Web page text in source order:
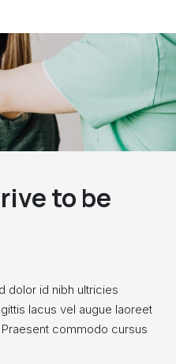
to be
dolor id nibh ultricies
lacus vel augue laoreet
commodo cursus